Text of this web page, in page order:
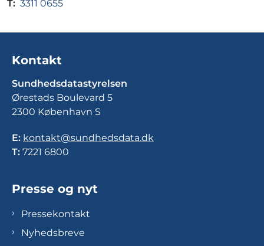
T: 3311 0655
Kontakt
Sundhedsdatastyrelsen
Ørestads Boulevard 5
2300 København S
E: kontakt@sundhedsdata.dk
T: 7221 6800
Presse og nyt
Pressekontakt
Nyhedsbreve